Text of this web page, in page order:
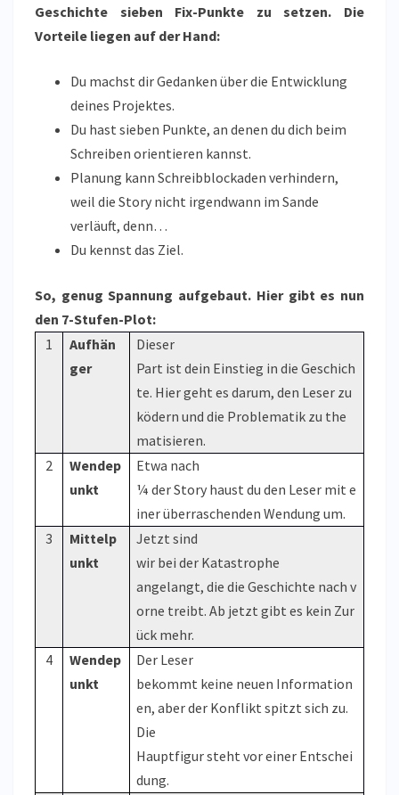
Geschichte sieben Fix-Punkte zu setzen. Die
Vorteile liegen auf der Hand:
Du machst dir Gedanken über die Entwicklung
deines Projektes.
Du hast sieben Punkte, an denen du dich beim
Schreiben orientieren kannst.
Planung kann Schreibblockaden verhindern,
weil die Story nicht irgendwann im Sande
verläuft, denn…
Du kennst das Ziel.
So, genug Spannung aufgebaut. Hier gibt es nun
den 7-Stufen-Plot:
1
Aufhän
ger
Dieser
Part ist dein Einstieg in die Geschich
te. Hier geht es darum, den Leser zu
ködern und die Problematik zu the
matisieren.
2
Wendep
unkt
Etwa nach
¼ der Story haust du den Leser mit e
iner überraschenden Wendung um.
3
Mittelp
unkt
Jetzt sind
wir bei der Katastrophe
angelangt, die die Geschichte nach v
orne treibt. Ab jetzt gibt es kein Zur
ück mehr.
4
Wendep
unkt
Der Leser
bekommt keine neuen Information
en, aber der Konflikt spitzt sich zu.
Die
Hauptfigur steht vor einer Entschei
dung.